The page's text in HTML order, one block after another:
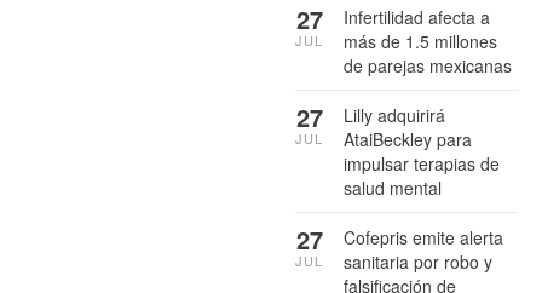
Infertilidad afecta a
más de 1.5 millones
de parejas mexicanas
27
JUL
Lilly adquirirá
AtaiBeckley para
impulsar terapias de
salud mental
27
JUL
Cofepris emite alerta
sanitaria por robo y
falsificación de
27
JUL